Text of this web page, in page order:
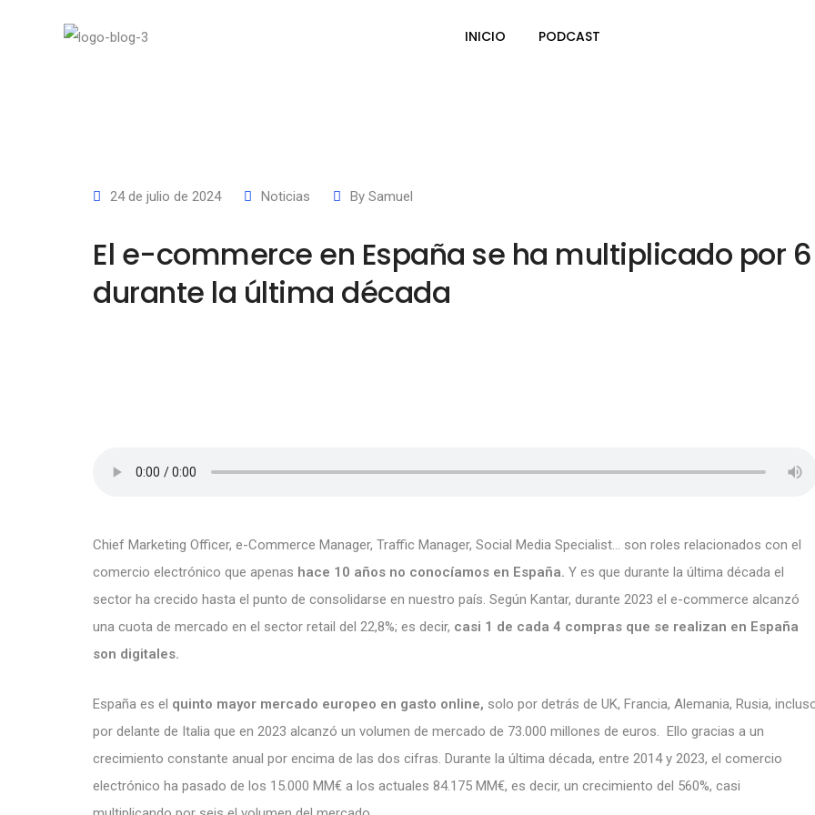
INICIO PODCAST
24 de julio de 2024 Noticias By Samuel
El e-commerce en España se ha multiplicado por 6
durante la última década
Chief Marketing Officer, e-Commerce Manager, Traffic Manager, Social Media Specialist… son roles relacionados con el
comercio electrónico que apenas hace 10 años no conocíamos en España. Y es que durante la última década el
sector ha crecido hasta el punto de consolidarse en nuestro país. Según Kantar, durante 2023 el e-commerce alcanzó
una cuota de mercado en el sector retail del 22,8%; es decir, casi 1 de cada 4 compras que se realizan en España
son digitales.
España es el quinto mayor mercado europeo en gasto online, solo por detrás de UK, Francia, Alemania, Rusia,
por delante de Italia que en 2023 alcanzó un volumen de mercado de 73.000 millones de euros. Ello gracias a un
crecimiento constante anual por encima de las dos cifras. Durante la última década, entre 2014 y 2023, el comercio
electrónico ha pasado de los 15.000 MM€ a los actuales 84.175 MM€, es decir, un crecimiento del 560%, casi